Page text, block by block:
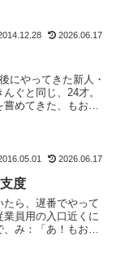
2026.06.17
にやってきた新人・
ぐと同じ、24才。
めてきた、もおす
2026.06.17
度
ら、遅番でやって
員用の入口近くに
、み：「あ！もおす